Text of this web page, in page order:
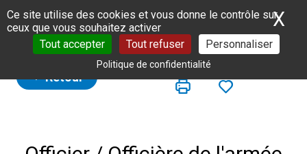
Panneau de gestion des cookies
Ce site utilise des cookies et vous donne le contrôle sur
ceux que vous souhaitez activer
Tout accepter
Tout refuser Personnaliser
Politique de confidentialité
X
Retour